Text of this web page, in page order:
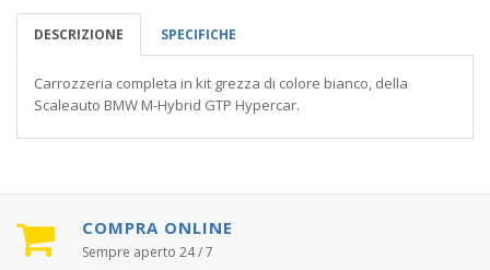
DESCRIZIONE SPECIFICHE
Carrozzeria completa in kit grezza di colore bianco, della
Scaleauto BMW M-Hybrid GTP Hypercar.
COMPRA ONLINE
Sempre aperto 24 / 7